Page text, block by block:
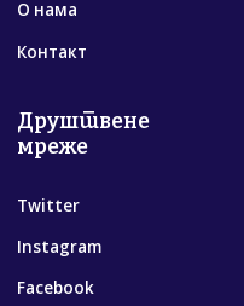
О нама
Контакт
Друштвене
мреже
Twitter
Instagram
Facebook